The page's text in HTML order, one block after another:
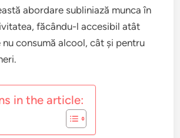
abordare subliniază munca în
făcându-l accesibil atât
consumă alcool, cât și pentru
in the article: